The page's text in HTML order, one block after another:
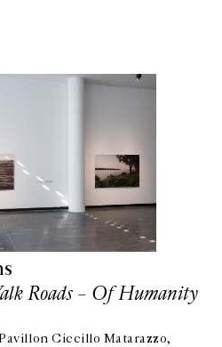
Roads – Of Humanity
Ciccillo Matarazzo,